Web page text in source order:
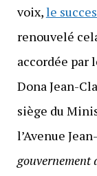
voix,le
renouvelé
accordée par
Dona Jean-
siège du
l’Avenue
gouvernement